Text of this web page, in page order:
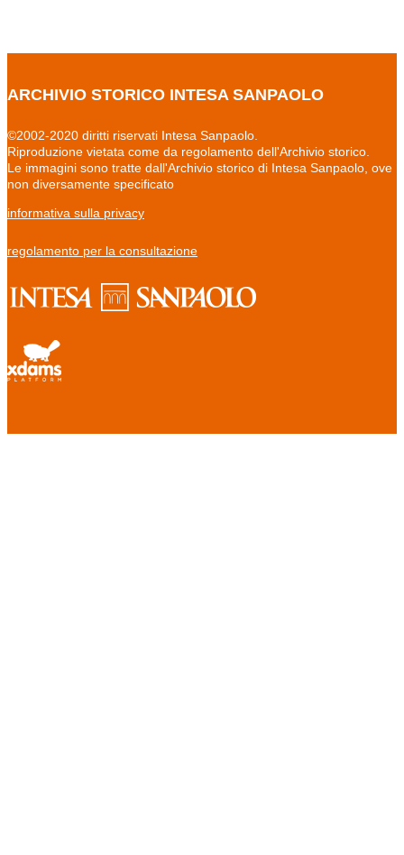
ARCHIVIO STORICO INTESA SANPAOLO
©2002-2020 diritti riservati Intesa Sanpaolo.
Riproduzione vietata come da regolamento dell'Archivio storico.
Le immagini sono tratte dall'Archivio storico di Intesa Sanpaolo, ove
non diversamente specificato
informativa sulla privacy
regolamento per la consultazione